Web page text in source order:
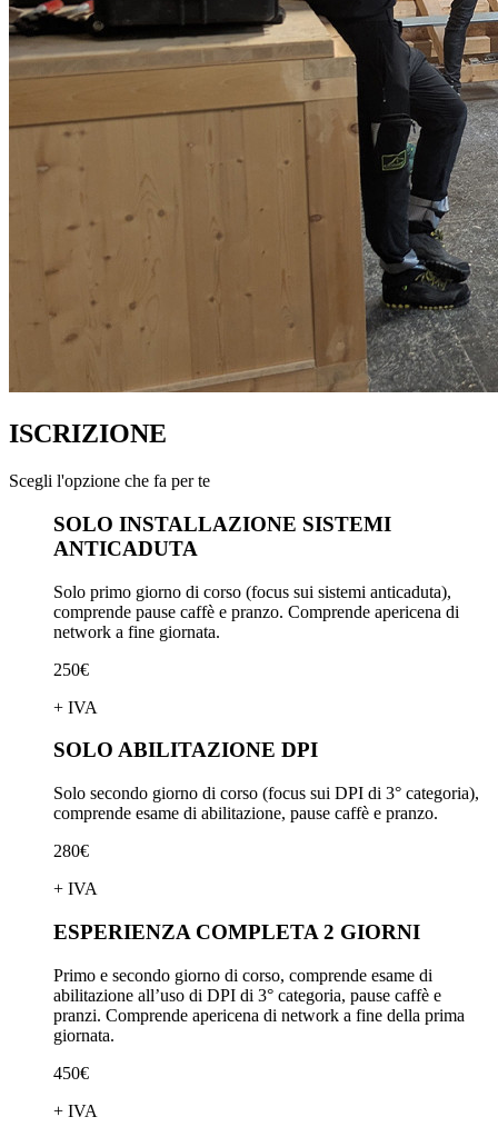
ISCRIZIONE
Scegli l'opzione che fa per te
SOLO INSTALLAZIONE SISTEMI
ANTICADUTA
Solo primo giorno di corso (focus sui sistemi anticaduta),
comprende pause caffè e pranzo. Comprende apericena di
network a fine giornata.
250€
+ IVA
SOLO ABILITAZIONE DPI
Solo secondo giorno di corso (focus sui DPI di 3° categoria),
comprende esame di abilitazione, pause caffè e pranzo.
280€
+ IVA
ESPERIENZA COMPLETA 2 GIORNI
Primo e secondo giorno di corso, comprende esame di
abilitazione all’uso di DPI di 3° categoria, pause caffè e
pranzi. Comprende apericena di network a fine della prima
giornata.
450€
+ IVA